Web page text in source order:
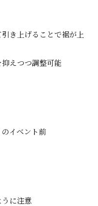
き上げることで裾が上
えつつ調整可能
イベント前
に注意